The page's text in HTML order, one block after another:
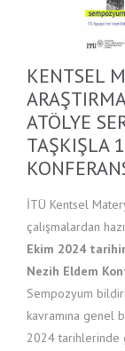
KENTSEL
ATÖLYE
TAŞKIŞLA
İTÜ Kentsel
çalışmalardan
Ekim 2024
Nezih Eldem
Sempozyum
kavramına genel
2024 tarihlerinde